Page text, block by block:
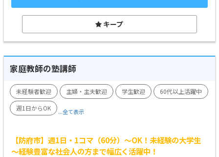
キープ
家庭教師の塾講師
未経験者歓迎 主婦・主夫歓迎 学生歓迎
60代以上活躍中
週1日からOK
...全て表示
【防府市】週1日・1コマ（60分）～OK！未経験の大学生
～経験豊富な社会人の方まで幅広く活躍中！